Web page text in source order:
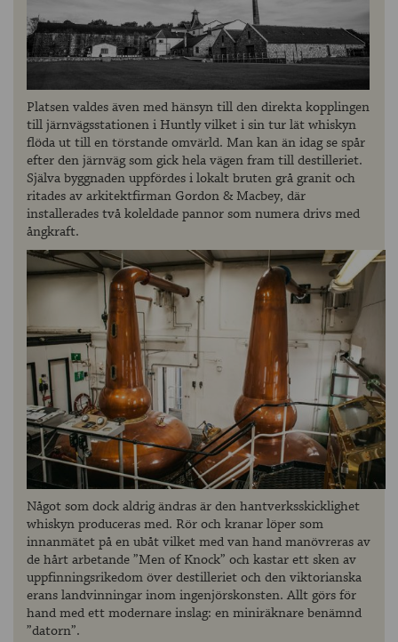
Platsen valdes även med hänsyn till den direkta kopplingen
till järnvägsstationen i Huntly vilket i sin tur lät whiskyn
flöda ut till en törstande omvärld. Man kan än idag se spår
efter den järnväg som gick hela vägen fram till destilleriet.
Själva byggnaden uppfördes i lokalt bruten grå granit och
ritades av arkitektfirman Gordon & Macbey, där
installerades två koleldade pannor som numera drivs med
ångkraft.
Något som dock aldrig ändras är den hantverksskicklighet
whiskyn produceras med. Rör och kranar löper som
innanmätet på en ubåt vilket med van hand manövreras av
de hårt arbetande ”Men of Knock” och kastar ett sken av
uppfinningsrikedom över destilleriet och den viktorianska
erans landvinningar inom ingenjörskonsten. Allt görs för
hand med ett modernare inslag: en miniräknare benämnd
”datorn”.